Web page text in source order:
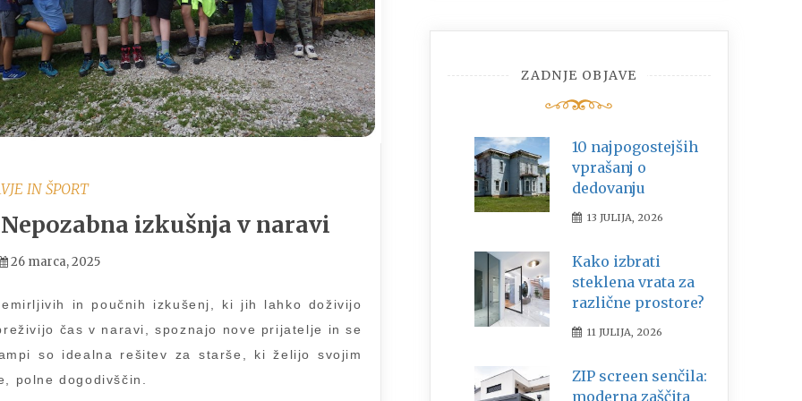
IN ŠPORT
izkušnja v naravi
26 marca, 2025
in poučnih izkušenj, ki jih lahko doživijo
čas v naravi, spoznajo nove prijatelje in se
so idealna rešitev za starše, ki želijo svojim
polne dogodivščin.
ZADNJE OBJAVE
10 najpogostejših
vprašanj o
dedovanju
13 JULIJA, 2026
Kako izbrati
steklena vrata za
različne prostore?
11 JULIJA, 2026
ZIP screen senčila:
moderna zaščita